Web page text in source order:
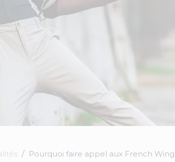
Pourquoi faire appel aux French